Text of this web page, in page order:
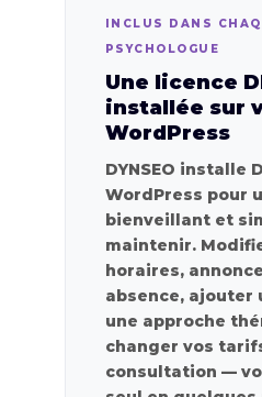
INCLUS DANS
PSYCHOLOGUE
Une licence
installée sur
WordPress
DYNSEO installe
WordPress pour
bienveillant et
maintenir.
horaires,
absence, ajouter
une approche
changer vos
consultation —